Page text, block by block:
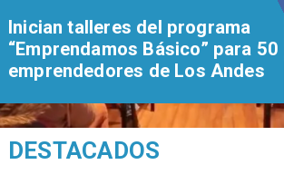
Inician talleres del programa
“Emprendamos Básico” para 50
emprendedores de Los Andes
DESTACADOS